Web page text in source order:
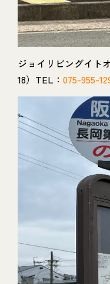
ジョイリビングイト
18）TEL： 075-955-